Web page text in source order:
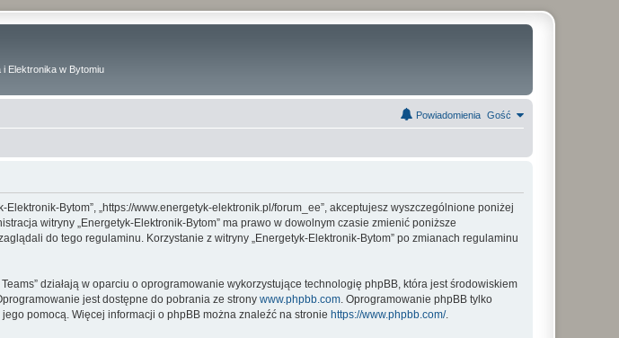
Elektronika w Bytomiu
Gość
Powiadomienia
Elektronik-Bytom”, „https://www.energetyk-elektronik.pl/forum_ee”, akceptujesz wyszczególnione poniżej
witryny „Energetyk-Elektronik-Bytom” ma prawo w dowolnym czasie zmienić poniższe
do tego regulaminu. Korzystanie z witryny „Energetyk-Elektronik-Bytom” po zmianach regulaminu
Teams” działają w oparciu o oprogramowanie wykorzystujące technologię phpBB, która jest środowiskiem
jest dostępne do pobrania ze strony www.phpbb.com . Oprogramowanie phpBB tylko
pomocą. Więcej informacji o phpBB można znaleźć na stronie https://www.phpbb.com/.